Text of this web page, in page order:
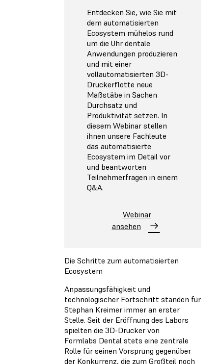
Entdecken Sie, wie Sie mit
dem automatisierten
Ecosystem mühelos rund
um die Uhr dentale
Anwendungen produzieren
und mit einer
vollautomatisierten 3D-
Druckerflotte neue
Maßstäbe in Sachen
Durchsatz und
Produktivität setzen. In
diesem Webinar stellen
ihnen unsere Fachleute
das automatisierte
Ecosystem im Detail vor
und beantworten
Teilnehmerfragen in einem
Q&A.
Webinar
ansehen
Die Schritte zum automatisierten
Ecosystem
Anpassungsfähigkeit und
technologischer Fortschritt standen für
Stephan Kreimer immer an erster
Stelle. Seit der Eröffnung des Labors
spielten die 3D-Drucker von
Formlabs Dental stets eine zentrale
Rolle für seinen Vorsprung gegenüber
der Konkurrenz, die zum Großteil noch